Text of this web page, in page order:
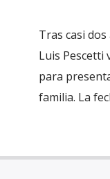
Tras casi
Luis Pescetti
para
familia. La